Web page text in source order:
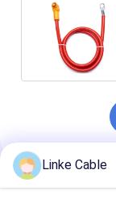
Empfohlene
Linke Cable